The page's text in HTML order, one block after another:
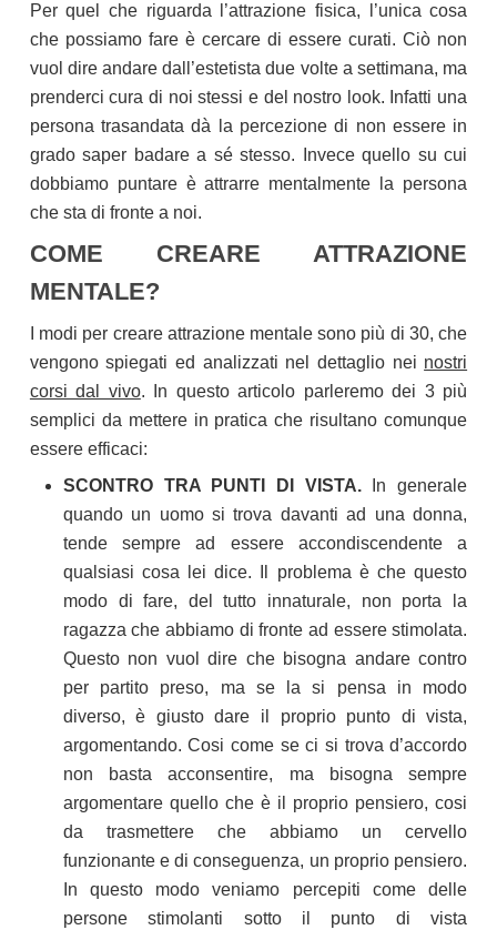
Per quel che riguarda l’attrazione fisica, l’unica cosa
che possiamo fare è cercare di essere curati. Ciò non
vuol dire andare dall’estetista due volte a settimana, ma
prenderci cura di noi stessi e del nostro look. Infatti una
persona trasandata dà la percezione di non essere in
grado saper badare a sé stesso. Invece quello su cui
dobbiamo puntare è attrarre mentalmente la persona
che sta di fronte a noi.
COME CREARE ATTRAZIONE
MENTALE?
I modi per creare attrazione mentale sono più di 30, che
vengono spiegati ed analizzati nel dettaglio nei nostri
corsi dal vivo. In questo articolo parleremo dei 3 più
semplici da mettere in pratica che risultano comunque
essere efficaci:
SCONTRO TRA PUNTI DI VISTA.In generale
quando un uomo si trova davanti ad una donna,
tende sempre ad essere accondiscendente a
qualsiasi cosa lei dice. Il problema è che questo
modo di fare, del tutto innaturale, non porta la
ragazza che abbiamo di fronte ad essere stimolata.
Questo non vuol dire che bisogna andare contro
per partito preso, ma se la si pensa in modo
diverso, è giusto dare il proprio punto di vista,
argomentando. Cosi come se ci si trova d’accordo
non basta acconsentire, ma bisogna sempre
argomentare quello che è il proprio pensiero, cosi
da trasmettere che abbiamo un cervello
funzionante e di conseguenza, un proprio pensiero.
In questo modo veniamo percepiti come delle
persone stimolanti sotto il punto di vista